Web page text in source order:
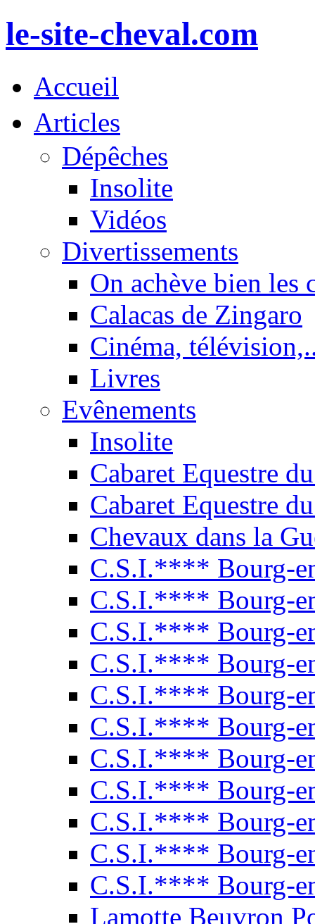
le-site-cheval.com
Accueil
Articles
Dépêches
Insolite
Vidéos
Divertissements
On achève bien les
Calacas de Zingaro
Cinéma,
Livres
Evênements
Insolite
Cabaret Equestre
Cabaret Equestre
Chevaux dans la
C.S.I.**** Bourg-
C.S.I.**** Bourg-
C.S.I.**** Bourg-
C.S.I.**** Bourg-
C.S.I.**** Bourg-
C.S.I.**** Bourg-
C.S.I.**** Bourg-
C.S.I.**** Bourg-
C.S.I.**** Bourg-
C.S.I.**** Bourg-
C.S.I.**** Bourg-
Lamotte Beuvron